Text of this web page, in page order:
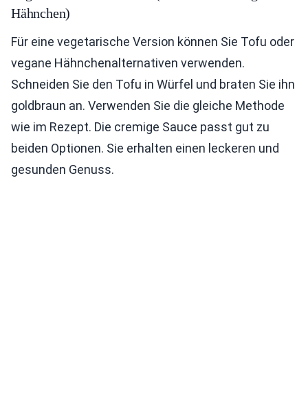
Hähnchen)
Für eine vegetarische Version können Sie Tofu oder
vegane Hähnchenalternativen verwenden.
Schneiden Sie den Tofu in Würfel und braten Sie ihn
goldbraun an. Verwenden Sie die gleiche Methode
wie im Rezept. Die cremige Sauce passt gut zu
beiden Optionen. Sie erhalten einen leckeren und
gesunden Genuss.